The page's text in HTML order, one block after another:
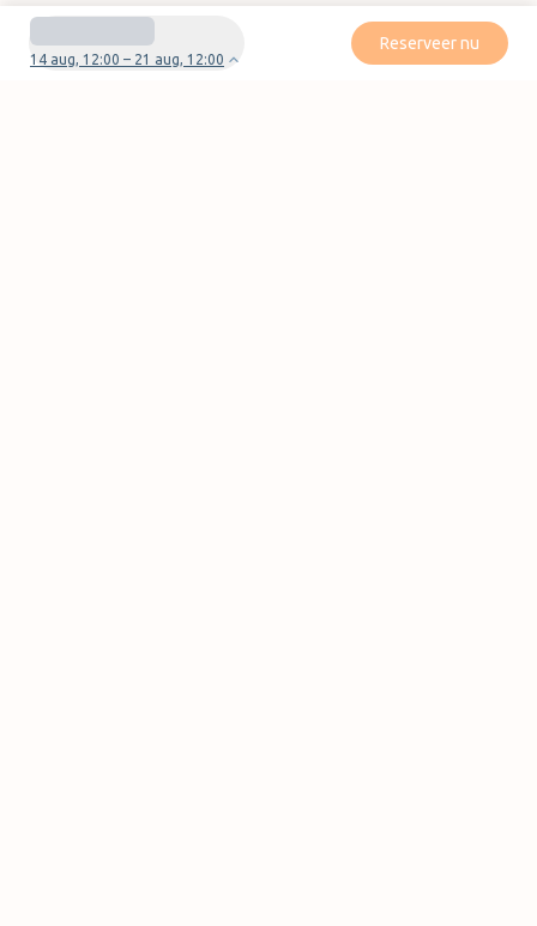
14 aug, 12:00 – 21 aug, 12:00
Reserveer nu